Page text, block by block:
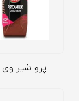
پرو شیر وی